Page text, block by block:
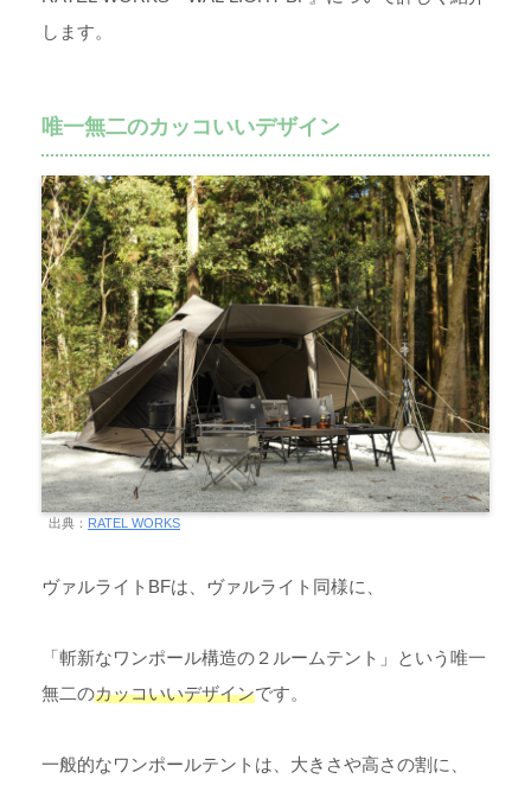
します。
唯一無二のカッコいいデザイン
出典： RATEL WORKS
ヴァルライトBFは、ヴァルライト同様に、
「斬新なワンポール構造の２ルームテント」という唯一
無二のカッコいいデザインです。
一般的なワンポールテントは、大きさや高さの割に、